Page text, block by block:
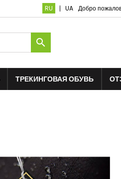
Добро
RU UA

ТРЕКИНГОВАЯ ОБУВЬ